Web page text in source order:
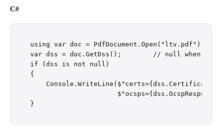
C#
using var doc = PdfDocument.Open("ltv.pdf");
var dss = doc.GetDss();        // null when the
if (dss is not null)
{